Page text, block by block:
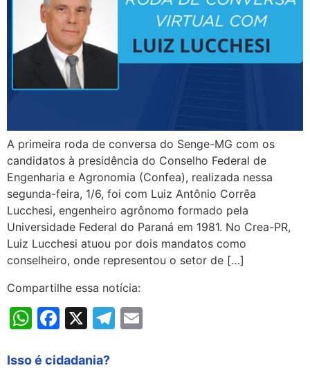
A primeira roda de conversa do Senge-MG com os
candidatos à presidência do Conselho Federal de
Engenharia e Agronomia (Confea), realizada nessa
segunda-feira, 1/6, foi com Luiz Antônio Corrêa
Lucchesi, engenheiro agrônomo formado pela
Universidade Federal do Paraná em 1981. No Crea-PR,
Luiz Lucchesi atuou por dois mandatos como
conselheiro, onde representou o setor de […]
Compartilhe essa notícia:
WhatsApp
Facebook
X Telegram
Isso é cidadania?